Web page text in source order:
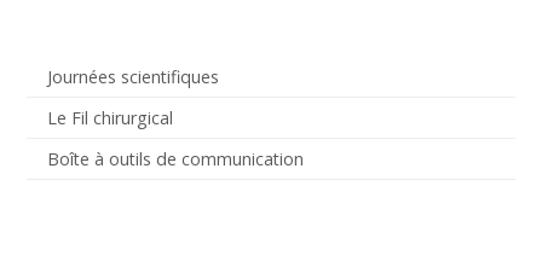
Journées scientifiques
Le Fil chirurgical
Boîte à outils de communication